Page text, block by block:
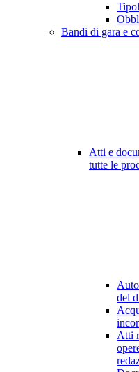
Bandi di gara e
Atti e
tutte le
del
Atti